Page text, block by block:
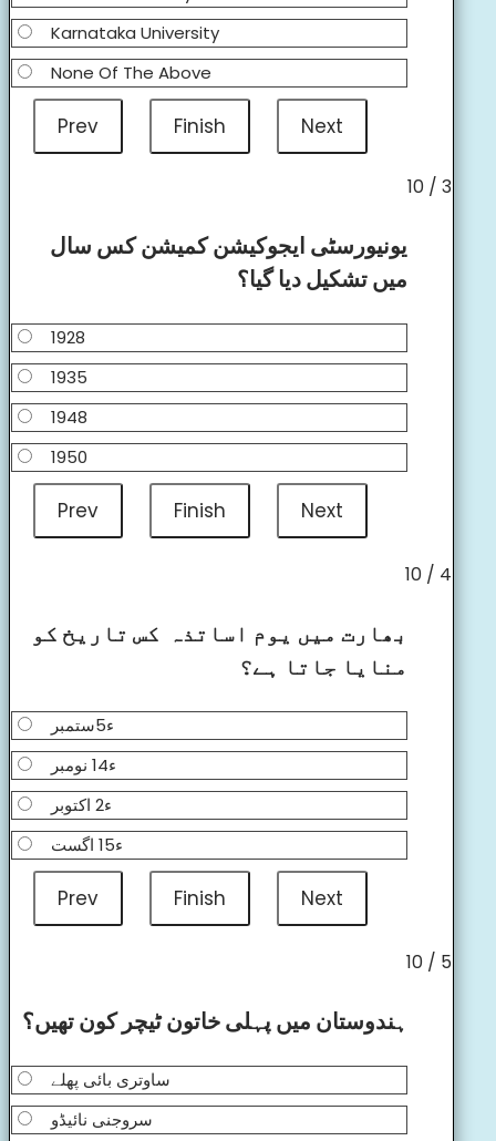
Karnataka University
None Of The Above
3 / 10
یونیورسٹی ایجوکیشن کمیشن کس سال
میں تشکیل دیا گیا؟
1928
1935
1948
1950
4 / 10
بھارت میں یوم اساتذہ کس تاریخ کو
منایا جاتا ہے؟
ء5ستمبر
ء14 نومبر
ء2 اکتوبر
ء15 اگست
5 / 10
ہندوستان میں پہلی خاتون ٹیچر کون تھیں؟
ساوتری بائی پھلے
سروجنی نائیڈو